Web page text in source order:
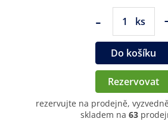
- ks
Do košíku
Rezervovat
rezervujte na prodejně,
skladem na 63